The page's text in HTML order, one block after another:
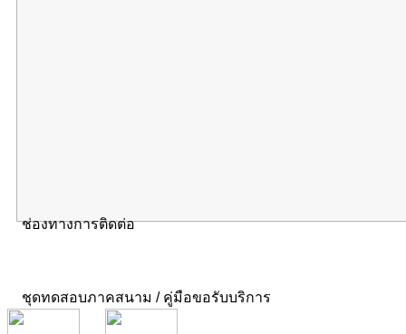
ช่องทางการติดต่อ
ชุดทดสอบภาคสนาม / คู่มือขอรับบริการ